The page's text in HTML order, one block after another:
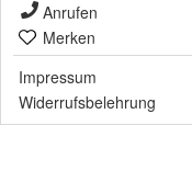
Anrufen
Merken
Impressum
Widerrufsbelehrung